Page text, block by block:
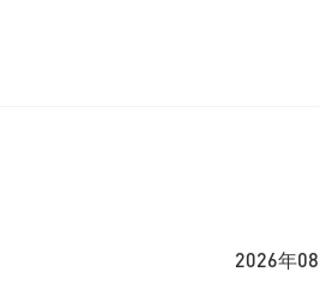
2026年